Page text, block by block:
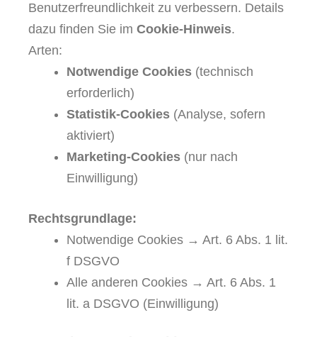
Benutzerfreundlichkeit zu verbessern. Details
dazu finden Sie im Cookie-Hinweis.
Arten:
Notwendige Cookies (technisch
erforderlich)
Statistik-Cookies (Analyse, sofern
aktiviert)
Marketing-Cookies (nur nach
Einwilligung)
Rechtsgrundlage:
Notwendige Cookies → Art. 6 Abs. 1 lit.
f DSGVO
Alle anderen Cookies → Art. 6 Abs. 1
lit. a DSGVO (Einwilligung)